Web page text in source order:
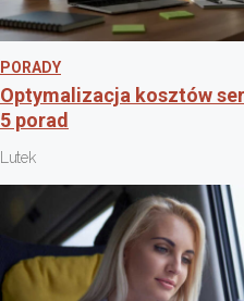
PORADY
Optymalizacja kosztów
5 porad
Lutek